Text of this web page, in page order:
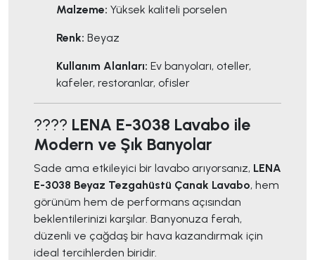
Malzeme: Yüksek kaliteli porselen
Renk: Beyaz
Kullanım Alanları: Ev banyoları, oteller,
kafeler, restoranlar, ofisler
???? LENA E-3038 Lavabo ile
Modern ve Şık Banyolar
Sade ama etkileyici bir lavabo arıyorsanız, LENA
E-3038 Beyaz Tezgahüstü Çanak Lavabo, hem
görünüm hem de performans açısından
beklentilerinizi karşılar. Banyonuza ferah,
düzenli ve çağdaş bir hava kazandırmak için
ideal tercihlerden biridir.